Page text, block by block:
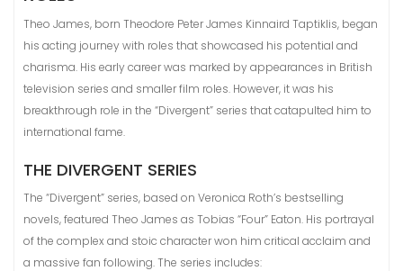
Theo James, born Theodore Peter James Kinnaird Taptiklis, began
his acting journey with roles that showcased his potential and
charisma. His early career was marked by appearances in British
television series and smaller film roles. However, it was his
breakthrough role in the “Divergent” series that catapulted him to
international fame.
THE DIVERGENT SERIES
The “Divergent” series, based on Veronica Roth’s bestselling
novels, featured Theo James as Tobias “Four” Eaton. His portrayal
of the complex and stoic character won him critical acclaim and
a massive fan following. The series includes: